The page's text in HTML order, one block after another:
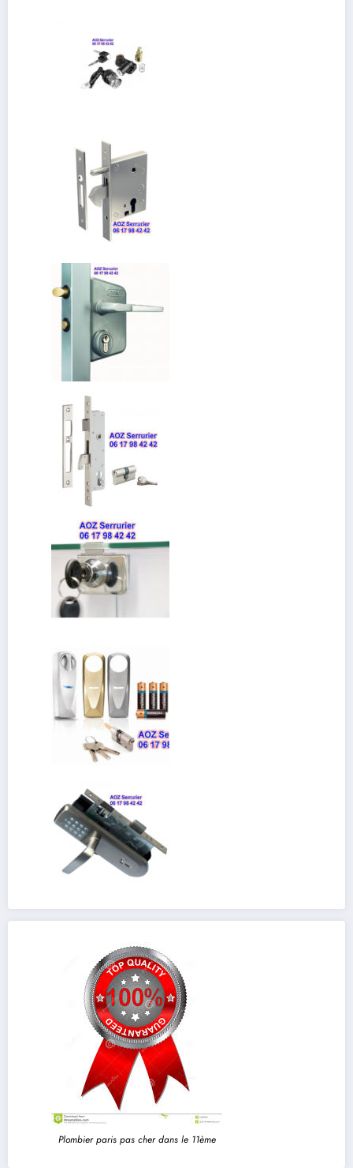
Plombier paris pas cher dans le 11ème